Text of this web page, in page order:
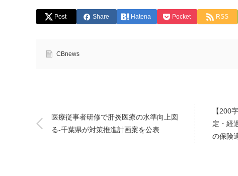
Post Share Hatena Pocket RSS
CBnews
医療従事者研修で肝炎医療の水準向上図
る-千葉県が対策推進計画案を公表
【200
定・経
の保険